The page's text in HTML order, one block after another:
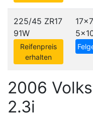
225/45 ZR17
91W
Reifenpreis
erhalten
2006
2.3i